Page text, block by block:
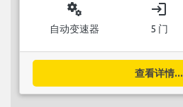
miscellaneous_services
自动变速器
login
5 门
查看详情...